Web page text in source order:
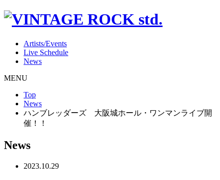
Artists/Events
Live Schedule
News
MENU
Top
News
ハンブレッダーズ 大阪城ホール・ワンマンライブ開
催！！
News
2023.10.29